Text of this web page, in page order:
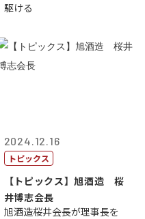
駆ける
2024.12.16
トピックス
【トピックス】旭酒造 桜
井博志会長
旭酒造桜井会長が理事長を